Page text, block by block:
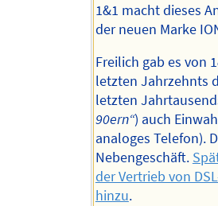
1&1 macht dieses
der neuen Marke
Freilich gab es von
letzten Jahrzehnts
letzten
90ern“) auch
analoges Telefon).
Nebengeschäft.
der Vertrieb von
hinzu.